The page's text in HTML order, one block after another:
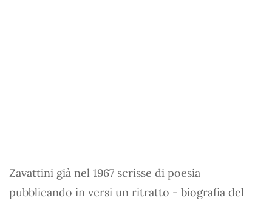
Zavattini già nel 1967 scrisse di poesia
pubblicando in versi un ritratto - biografia del